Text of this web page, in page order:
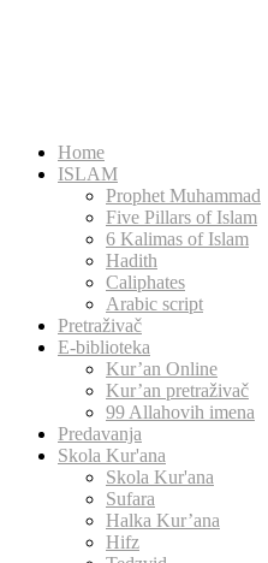
Home
ISLAM
Prophet Muhammad
Five Pillars of Islam
6 Kalimas of Islam
Hadith
Caliphates
Arabic script
Pretraživač
E-biblioteka
Kur’an Online
Kur’an pretraživač
99 Allahovih imena
Predavanja
Skola Kur'ana
Skola Kur'ana
Sufara
Halka Kur’ana
Hifz